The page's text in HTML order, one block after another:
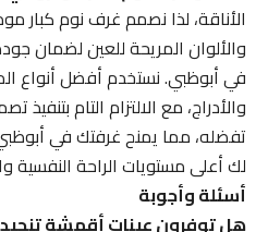
الأناقة، لذا نصمم غرف نوم كبار
والألوان المريحة للعين لضمان جودة
في أبوظبي. نستخدم أفضل أنواع
والأدراج، مع الالتزام التام بتنفيذ
تفضله، مما يمنح غرفتك في أبوظبي
لك أعلى مستويات الراحة النفسية
أسئلة وأجوبة
هل توفرون عينات أقمشة تنجيد